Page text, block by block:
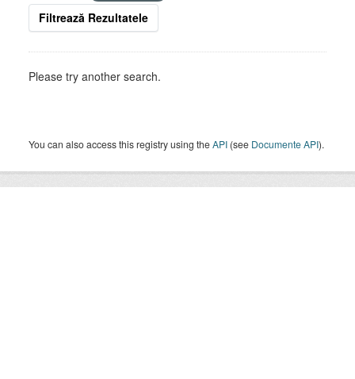
Filtrează Rezultatele
Please try another search.
You can also access this registry using theAPI (see Documente API).